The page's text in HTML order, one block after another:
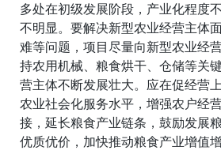
多处在初级发展阶段，产业化程度
不明显。要解决新型农业经营主体
难等问题，项目尽量向新型农业经
持农用机械、粮食烘干、仓储等关
营主体不断发展壮大。应在促经营
农业社会化服务水平，增强农户经
接，延长粮食产业链条，鼓励发展
优质优价，加快推动粮食产业增值增